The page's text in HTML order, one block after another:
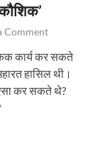
Comment
कार्य कर सकते
हासिल थी।
कर सकते थे?